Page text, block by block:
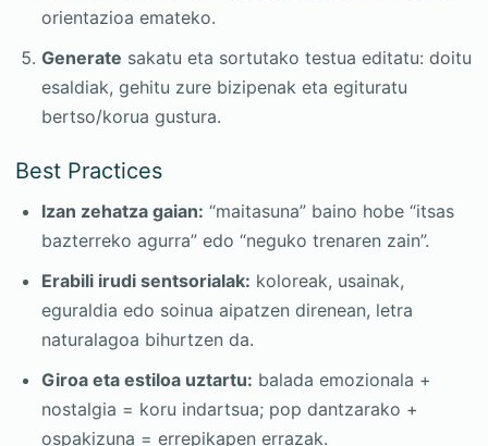
orientazioa emateko.
Generate sakatu eta sortutako testua editatu: doitu
esaldiak, gehitu zure bizipenak eta egituratu
bertso/korua gustura.
Best Practices
Izan zehatza gaian: “maitasuna” baino hobe “itsas
bazterreko agurra” edo “neguko trenaren zain”.
Erabili irudi sentsorialak: koloreak, usainak,
eguraldia edo soinua aipatzen direnean, letra
naturalagoa bihurtzen da.
Giroa eta estiloa uztartu: balada emozionala +
nostalgia = koru indartsua; pop dantzarako +
ospakizuna = errepikapen errazak.